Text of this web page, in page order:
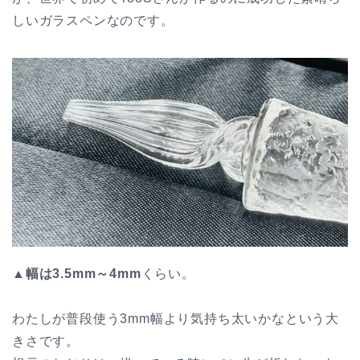
しいガラスペンなのです。
▲ 幅は3.5mm～4mm くらい。
わたしが普段使う3mm幅より気持ち太いかなという大
きさです。